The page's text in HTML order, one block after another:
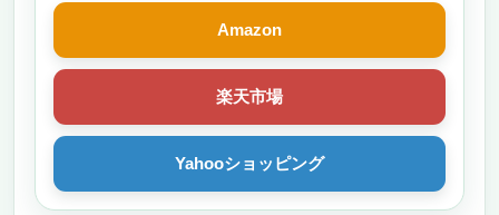
Amazon
楽天市場
Yahooショッピング